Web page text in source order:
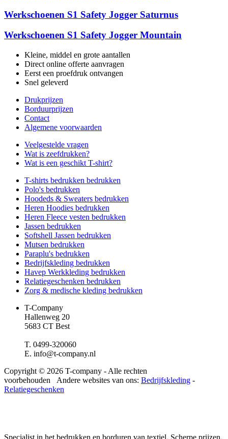
Werkschoenen S1 Safety Jogger Saturnus
Werkschoenen S1 Safety Jogger Mountain
Kleine, middel en grote aantallen
Direct online offerte aanvragen
Eerst een proefdruk ontvangen
Snel geleverd
Drukprijzen
Borduurprijzen
Contact
Algemene voorwaarden
Veelgestelde vragen
Wat is zeefdrukken?
Wat is een geschikt T-shirt?
T-shirts bedrukken bedrukken
Polo's bedrukken
Hoodeds & Sweaters bedrukken
Heren Hoodies bedrukken
Heren Fleece vesten bedrukken
Jassen bedrukken
Softshell Jassen bedrukken
Mutsen bedrukken
Paraplu's bedrukken
Bedrijfskleding bedrukken
Havep Werkkleding bedrukken
Relatiegeschenken bedrukken
Zorg & medische kleding bedrukken
T-Company
Hallenweg 20
5683 CT Best
T. 0499-320060
E. info@t-company.nl
Copyright © 2026 T-company - Alle rechten
voorbehouden Andere websites van ons: Bedrijfskleding -
Relatiegeschenken
Specialist in het bedrukken en borduren van textiel. Scherpe prijzen,